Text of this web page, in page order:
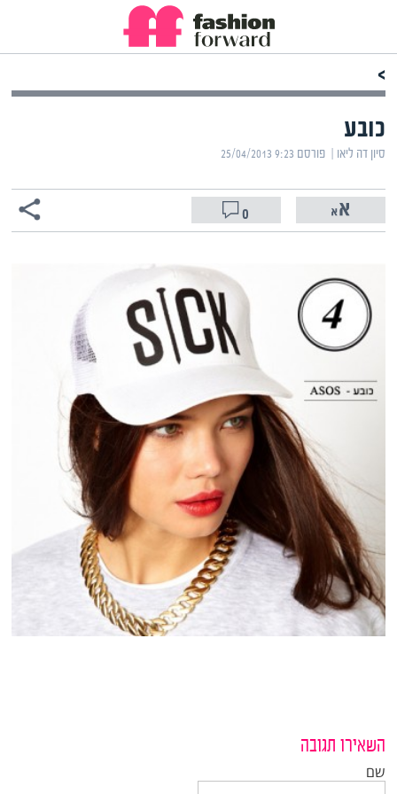
>
כובע
סיון דה ליאו | ‏פורסם ‎25/04/2013 9:23
0
השאירו תגובה
שם